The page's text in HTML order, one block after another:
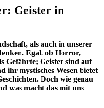
Geister in
als auch in unserer
Egal, ob Horror,
Gefährte; Geister sind auf
ihr mystisches Wesen bietet
Doch wie genau
was macht das mit uns